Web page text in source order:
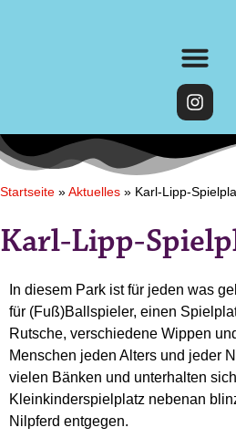
Startseite » Aktuelles » Karl-Lipp-
Karl-Lipp-
In diesem Park ist für jeden was
für (Fuß)Ballspieler, einen
Rutsche, verschiedene Wippen
Menschen jeden Alters und jeder
vielen Bänken und unterhalten
Kleinkinderspielplatz nebenan
Nilpferd entgegen.